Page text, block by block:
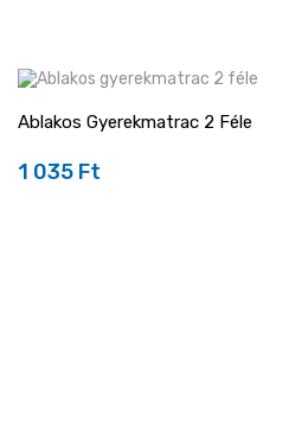
Ablakos Gyerekmatrac 2 Féle
Ár
1 035 Ft